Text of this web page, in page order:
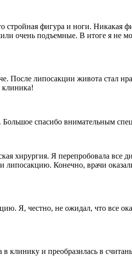
фигура и ноги. Никакая
очень подъемные. В итоге я не
После липосакции живота стал
клиника!
спасибо внимательным
хирургия. Я перепробовала все
Конечно, врачи
Я, честно, не ожидал, что все
клинику и преобразилась в